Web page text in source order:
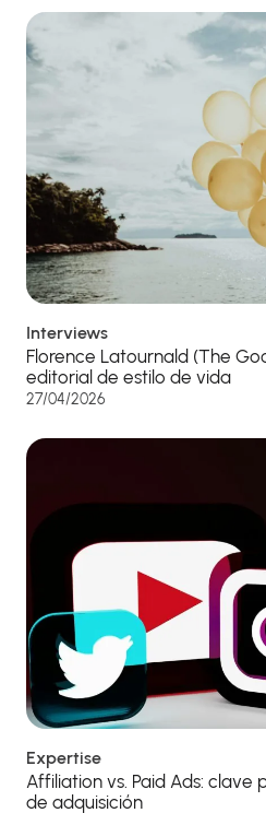
Interviews
Florence Latournald (The
editorial de estilo de vida
27/04/2026
Expertise
Affiliation vs. Paid Ads: clave
de adquisición